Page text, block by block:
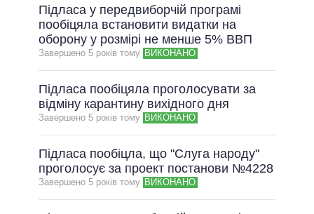
Підласа у передвиборчій програмі
пообіцяла встановити видатки на
оборону у розмірі не менше 5% ВВП
Завершено 5 рокiв тому ВИКОНАНО
Підласа пообіцяла проголосувати за
відміну карантину вихідного дня
Завершено 5 рокiв тому ВИКОНАНО
Підласа пообіцла, що "Слуга народу"
проголосує за проект постанови №4228
Завершено 5 рокiв тому ВИКОНАНО